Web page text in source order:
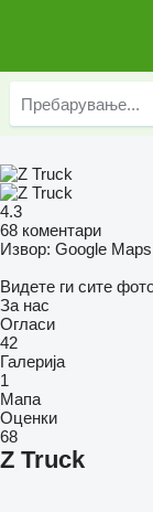
4.3
68 коментари
Извор: Google Maps
Видете ги сите
За нас
Огласи
42
Галерија
1
Мапа
Оценки
68
Z Truck